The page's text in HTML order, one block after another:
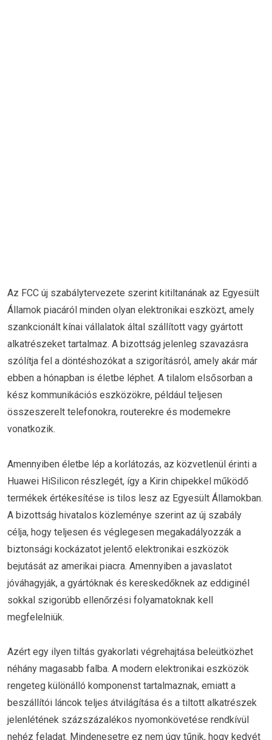
Az FCC új szabálytervezete szerint kitiltanának az Egyesült
Államok piacáról minden olyan elektronikai eszközt, amely
szankcionált kínai vállalatok által szállított vagy gyártott
alkatrészeket tartalmaz. A bizottság jelenleg szavazásra
szólítja fel a döntéshozókat a szigorításról, amely akár már
ebben a hónapban is életbe léphet. A tilalom elsősorban a
kész kommunikációs eszközökre, például teljesen
összeszerelt telefonokra, routerekre és modemekre
vonatkozik.
Amennyiben életbe lép a korlátozás, az közvetlenül érinti a
Huawei HiSilicon részlegét, így a Kirin chipekkel működő
termékek értékesítése is tilos lesz az Egyesült Államokban.
A bizottság hivatalos közleménye szerint az új szabály
célja, hogy teljesen és véglegesen megakadályozzák a
biztonsági kockázatot jelentő elektronikai eszközök
bejutását az amerikai piacra. Amennyiben a javaslatot
jóváhagyják, a gyártóknak és kereskedőknek az eddiginél
sokkal szigorúbb ellenőrzési folyamatoknak kell
megfelelniük.
Azért egy ilyen tiltás gyakorlati végrehajtása beleütközhet
néhány magasabb falba. A modern elektronikai eszközök
rengeteg különálló komponenst tartalmaznak, emiatt a
beszállítói láncok teljes átvilágítása és a tiltott alkatrészek
jelenlétének százszázalékos nyomonkövetése rendkívül
nehéz feladat. Mindenesetre ez nem úgy tűnik, hogy kedvét